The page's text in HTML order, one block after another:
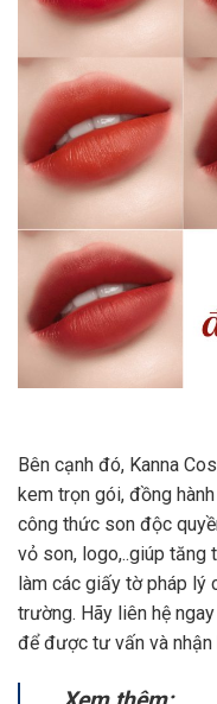
Bên cạnh đó, Kanna
kem trọn gói, đồng
công thức son độc
vỏ son, logo,..giúp tăng
làm các giấy tờ pháp lý
trường. Hãy liên hệ
để được tư vấn và